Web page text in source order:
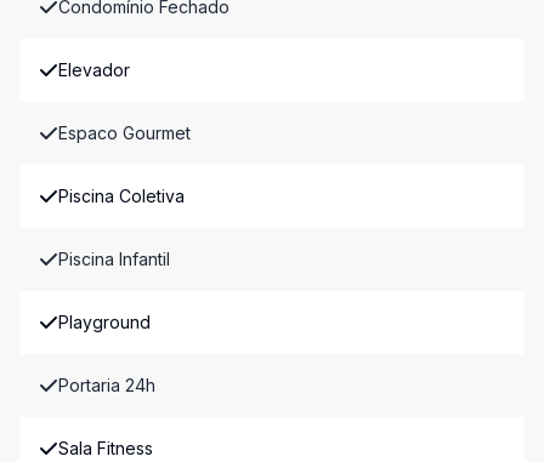
Condomínio Fechado
Elevador
Espaco Gourmet
Piscina Coletiva
Piscina Infantil
Playground
Portaria 24h
Sala Fitness